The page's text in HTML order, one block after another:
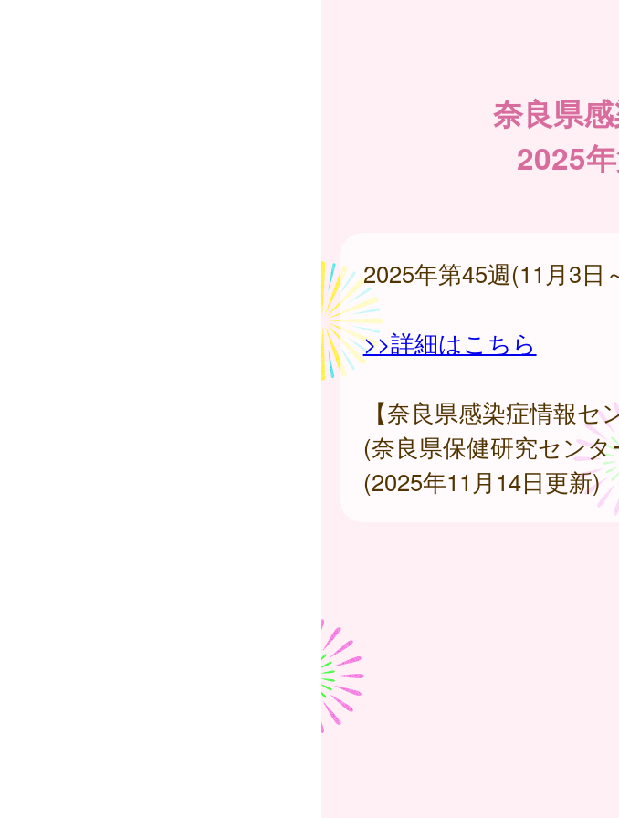
奈良県
2025
2025年第45週(11月3日
>>詳細はこちら
【奈良県感染症情報セ
(奈良県保健研究センタ
(2025年11月14日更新)